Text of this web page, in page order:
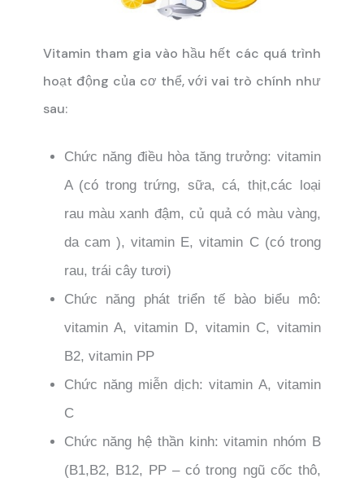
Vitamin tham gia vào hầu hết các quá trình
hoạt động của cơ thể, với vai trò chính như
sau:
Chức năng điều hòa tăng trưởng: vitamin
A (có trong trứng, sữa, cá, thịt,các loại
rau màu xanh đậm, củ quả có màu vàng,
da cam ), vitamin E, vitamin C (có trong
rau, trái cây tươi)
Chức năng phát triển tế bào biểu mô:
vitamin A, vitamin D, vitamin C, vitamin
B2, vitamin PP
Chức năng miễn dịch: vitamin A, vitamin
C
Chức năng hệ thần kinh: vitamin nhóm B
(B1,B2, B12, PP – có trong ngũ cốc thô,